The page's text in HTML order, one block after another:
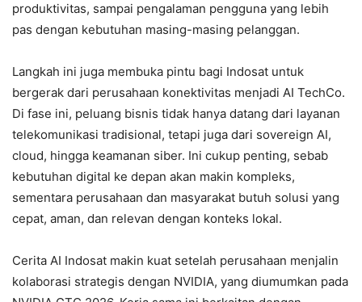
produktivitas, sampai pengalaman pengguna yang lebih
pas dengan kebutuhan masing-masing pelanggan.
Langkah ini juga membuka pintu bagi Indosat untuk
bergerak dari perusahaan konektivitas menjadi AI TechCo.
Di fase ini, peluang bisnis tidak hanya datang dari layanan
telekomunikasi tradisional, tetapi juga dari sovereign AI,
cloud, hingga keamanan siber. Ini cukup penting, sebab
kebutuhan digital ke depan akan makin kompleks,
sementara perusahaan dan masyarakat butuh solusi yang
cepat, aman, dan relevan dengan konteks lokal.
Cerita AI Indosat makin kuat setelah perusahaan menjalin
kolaborasi strategis dengan NVIDIA, yang diumumkan pada